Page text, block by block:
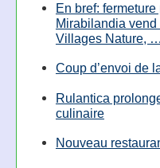
En bref:
Mirabilandia
Villages Nature, …
Coup d’envoi de
Rulantica
culinaire
Nouveau